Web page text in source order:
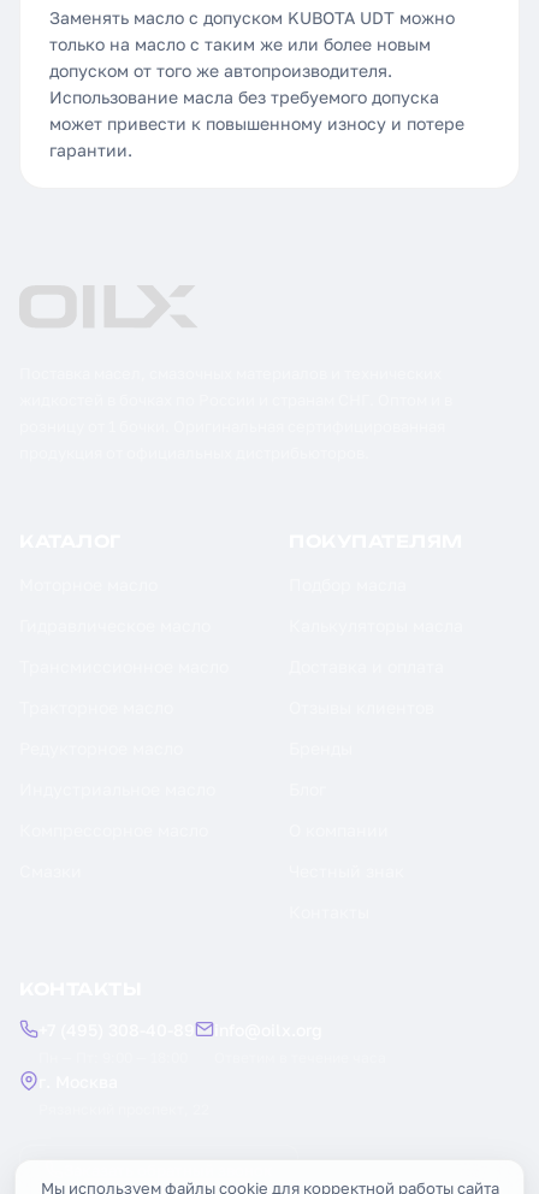
Заменять масло с допуском KUBOTA UDT можно
только на масло с таким же или более новым
допуском от того же автопроизводителя.
Использование масла без требуемого допуска
может привести к повышенному износу и потере
гарантии.
Мы используем файлы cookie для корректной работы сайта